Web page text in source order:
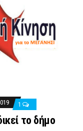
1
το δήμο